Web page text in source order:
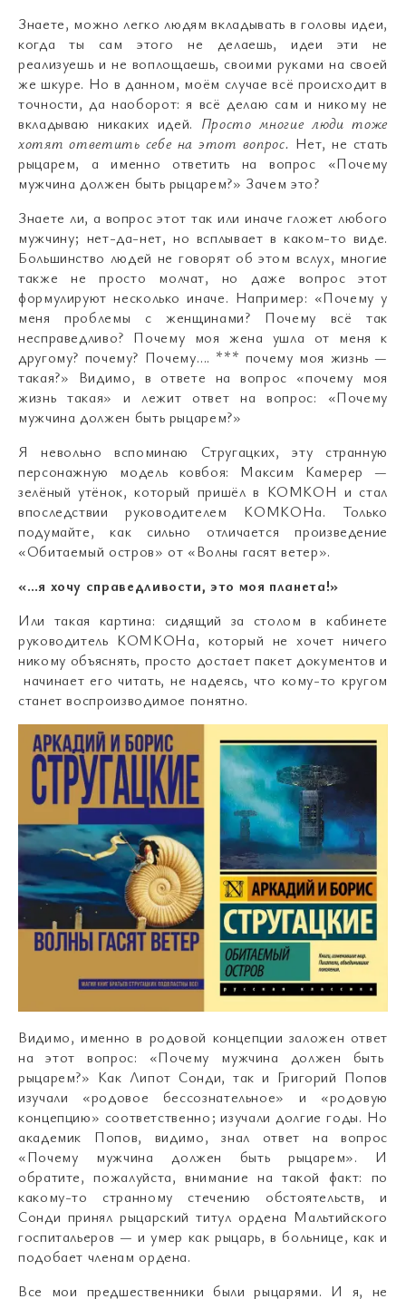
Знаете, можно легко людям вкладывать в головы идеи,
когда ты сам этого не делаешь, идеи эти не
реализуешь и не воплощаешь, своими руками на своей
же шкуре. Но в данном, моём случае всё происходит в
точности, да наоборот: я всё делаю сам и никому не
вкладываю никаких идей. Просто многие люди тоже
хотят ответить себе на этот вопрос. Нет, не стать
рыцарем, а именно ответить на вопрос «Почему
мужчина должен быть рыцарем?» Зачем это?
Знаете ли, а вопрос этот так или иначе гложет любого
мужчину; нет-да-нет, но всплывает в каком-то виде.
Большинство людей не говорят об этом вслух, многие
также не просто молчат, но даже вопрос этот
формулируют несколько иначе. Например: «Почему у
меня проблемы с женщинами? Почему всё так
несправедливо? Почему моя жена ушла от меня к
другому? почему? Почему…. *** почему моя жизнь—
такая?» Видимо, в ответе на вопрос «почему моя
жизнь такая» и лежит ответ на вопрос: «Почему
мужчина должен быть рыцарем?»
Я невольно вспоминаю Стругацких, эту странную
персонажную модель ковбоя: Максим Камерер—
зелёный утёнок, который пришёл в КОМКОН и стал
впоследствии руководителем КОМКОНа. Только
подумайте, как сильно отличается произведение
«Обитаемый остров» от «Волны гасят ветер».
«…я хочу справедливости, это моя планета!»
Или такая картина: сидящий за столом в кабинете
руководитель КОМКОНа, который не хочет ничего
никому объяснять, просто достает пакет документов и
начинает его читать, не надеясь, что кому-то кругом
станет воспроизводимое понятно.
Видимо, именно в родовой концепции заложен ответ
на этот вопрос: «Почему мужчина должен быть
рыцарем?» Как Липот Сонди, так и Григорий Попов
изучали «родовое бессознательное» и «родовую
концепцию» соответственно; изучали долгие годы. Но
академик Попов, видимо, знал ответ на вопрос
«Почему мужчина должен быть рыцарем». И
обратите, пожалуйста, внимание на такой факт: по
какому-то странному стечению обстоятельств, и
Сонди принял рыцарский титул ордена Мальтийского
госпитальеров — и умер как рыцарь, в больнице, как и
подобает членам ордена.
Все мои предшественники были рыцарями. И я, не